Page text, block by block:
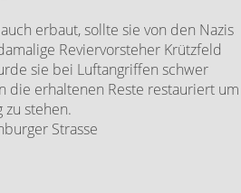
erbaut, sollte sie von den Nazis
Reviervorsteher Krützfeld
sie bei Luftangriffen schwer
die erhaltenen Reste restauriert um
zu stehen.